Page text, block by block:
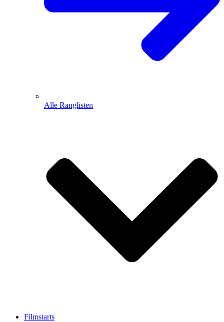
Alle Ranglisten
Filmstarts